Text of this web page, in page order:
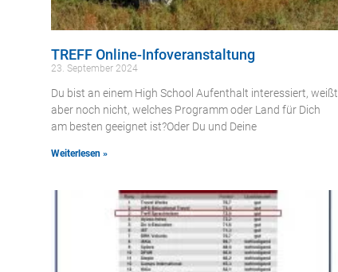
TREFF Online-Infoveranstaltung
23. September 2024
Du bist an einem High School Aufenthalt interessiert, weißt
aber noch nicht, welches Programm oder Land für Dich
am besten geeignet ist?Oder Du und Deine
Weiterlesen »